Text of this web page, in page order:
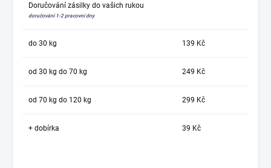
Doručování zásilky do vašich rukou
doručování 1-2 pracovní dny
do 30 kg 139 Kč
od 30 kg do 70 kg 249 Kč
od 70 kg do 120 kg 299 Kč
+ dobírka 39 Kč